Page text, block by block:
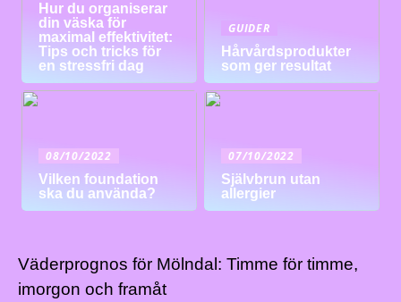
Hur du organiserar
din väska för
maximal effektivitet:
Tips och tricks för
en stressfri dag
GUIDER
Hårvårdsprodukter
som ger resultat
08/10/2022
Vilken foundation
ska du använda?
07/10/2022
Självbrun utan
allergier
Väderprognos för Mölndal: Timme för timme,
imorgon och framåt